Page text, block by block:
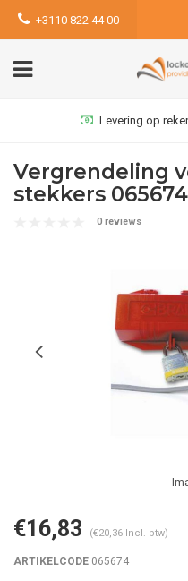
+3110 822 44 00
Levering op
Vergrendeling
stekkers
0 reviews
€16,83 (€20,36 Incl. btw)
ARTIKELCODE 065674